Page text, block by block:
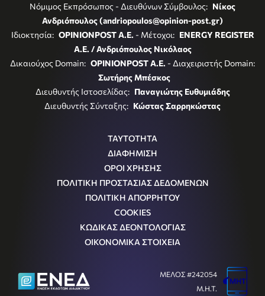
Νόμιμος Εκπρόσωπος - Διευθύνων Σύμβουλος: Νίκος
Ανδριόπουλος (andriopoulos@opinion-post.gr)
Ιδιοκτησία: OPINIONPOST A.E. - Μέτοχοι: ENERGY REGISTER
Α.Ε. / Ανδριόπουλος Νικόλαος
Δικαιούχος Domain: OPINIONPOST A.E. - Διαχειριστής Domain:
Σωτήρης Μπέσκος
Διευθυντής Ιστοσελίδας: Παναγιώτης Ευθυμιάδης
Διευθυντής Σύνταξης: Κώστας Σαρρηκώστας
ΤΑΥΤΟΤΗΤΑ
ΔΙΑΦΗΜΙΣΗ
ΟΡΟΙ ΧΡΗΣΗΣ
ΠΟΛΙΤΙΚΗ ΠΡΟΣΤΑΣΙΑΣ ΔΕΔΟΜΕΝΩΝ
ΠΟΛΙΤΙΚΗ ΑΠΟΡΡΗΤΟΥ
COOKIES
ΚΩΔΙΚΑΣ ΔΕΟΝΤΟΛΟΓΙΑΣ
ΟΙΚΟΝΟΜΙΚΑ ΣΤΟΙΧΕΙΑ
ΜΕΛΟΣ #242054
Μ.Η.Τ.